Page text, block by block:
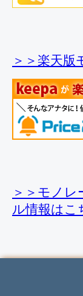
＞＞楽天版
＞＞モノ
ル情報はこ